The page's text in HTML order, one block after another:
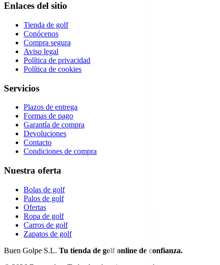
Enlaces del sitio
Tienda de golf
Conócenos
Compra segura
Aviso legal
Política de privacidad
Política de cookies
Servicios
Plazos de entrega
Formas de pago
Garantía de compra
Devoluciones
Contacto
Condiciones de compra
Nuestra oferta
Bolas de golf
Palos de golf
Ofertas
Ropa de golf
Carros de golf
Zapatos de golf
Buen Golpe S.L. Tu tienda de golf online de confianza.